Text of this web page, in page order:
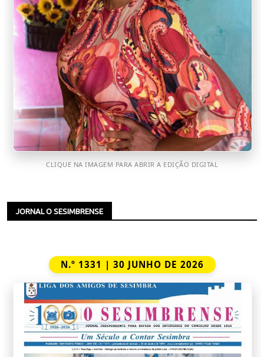
CLIQUE NA IMAGEM PARA ABRIR A EDIÇÃO DIGITAL
JORNAL O SESIMBRENSE
N.º 1331 | 30 JUNHO DE 2026